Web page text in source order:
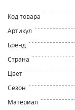
Код товара
Артикул
Бренд
Страна
Цвет
Сезон
Материал